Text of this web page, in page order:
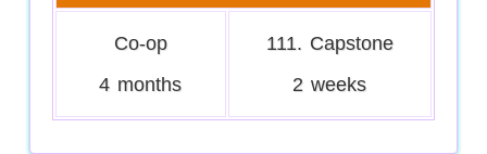
Co-op
4 months
111. Capstone
2 weeks